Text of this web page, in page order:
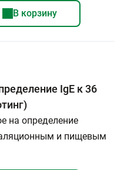
В корзину
IgE к 36
на определение
и пищевым